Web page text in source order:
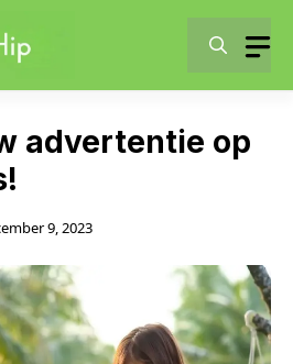
advertentie op
9, 2023